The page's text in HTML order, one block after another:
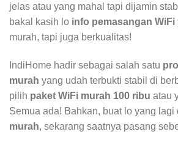
jelas atau yang mahal tapi dijamin
bakal kasih lo info pemasangan WiFi
murah, tapi juga berkualitas!
IndiHome hadir sebagai salah satu
murah yang udah terbukti stabil di
pilih paket WiFi murah 100 ribu atau
Semua ada! Bahkan, buat lo yang lagi
murah, sekarang saatnya pasang